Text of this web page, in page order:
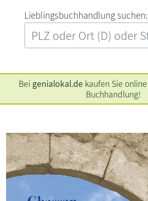
L‍i‍e‍b‍l‍i‍n‍g‍s‍b‍u‍c‍h‍h‍a‍n‍d‍l‍u‍n‍g‍ ‍s‍u‍c‍h‍e‍n‍:‍
Bei genialokal.de kaufen Sie
Buchhandlung!